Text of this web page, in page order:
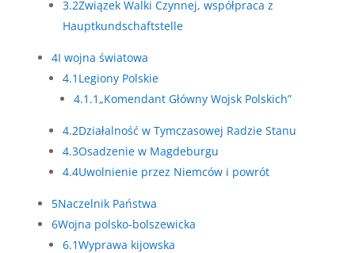
3.2Związek Walki Czynnej, współpraca z
Hauptkundschaftstelle
4I wojna światowa
4.1 Legiony Polskie
4.1.1 „Komendant Główny Wojsk Polskich”
4.2Działalność w Tymczasowej Radzie Stanu
4.3Osadzenie w Magdeburgu
4.4Uwolnienie przez Niemców i powrót
5Naczelnik Państwa
6Wojna polsko-bolszewicka
6.1Wyprawa kijowska